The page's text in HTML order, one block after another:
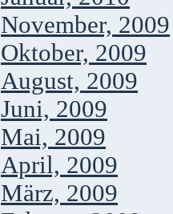
November, 2009
Oktober, 2009
August, 2009
Juni, 2009
Mai, 2009
April, 2009
März, 2009